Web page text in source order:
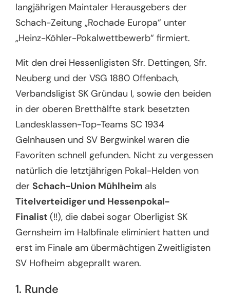
langjährigen Maintaler Herausgebers der
Schach-Zeitung „Rochade Europa“ unter
„Heinz-Köhler-Pokalwettbewerb“ firmiert.
Mit den drei Hessenligisten Sfr. Dettingen, Sfr.
Neuberg und der VSG 1880 Offenbach,
Verbandsligist SK Gründau I, sowie den beiden
in der oberen Bretthälfte stark besetzten
Landesklassen-Top-Teams SC 1934
Gelnhausen und SV Bergwinkel waren die
Favoriten schnell gefunden. Nicht zu vergessen
natürlich die letztjährigen Pokal-Helden von
derSchach-Union Mühlheim als
Titelverteidiger und Hessenpokal-
Finalist(!!), die dabei sogar Oberligist SK
Gernsheim im Halbfinale eliminiert hatten und
erst im Finale am übermächtigen Zweitligisten
SV Hofheim abgeprallt waren.
1. Runde